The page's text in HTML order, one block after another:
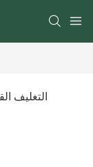
التغليف